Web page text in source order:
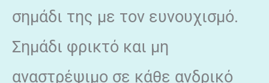
σημάδι της με τον ευνουχισμό.
Σημάδι φρικτό και μη
αναστρέψιμο σε κάθε ανδρικό